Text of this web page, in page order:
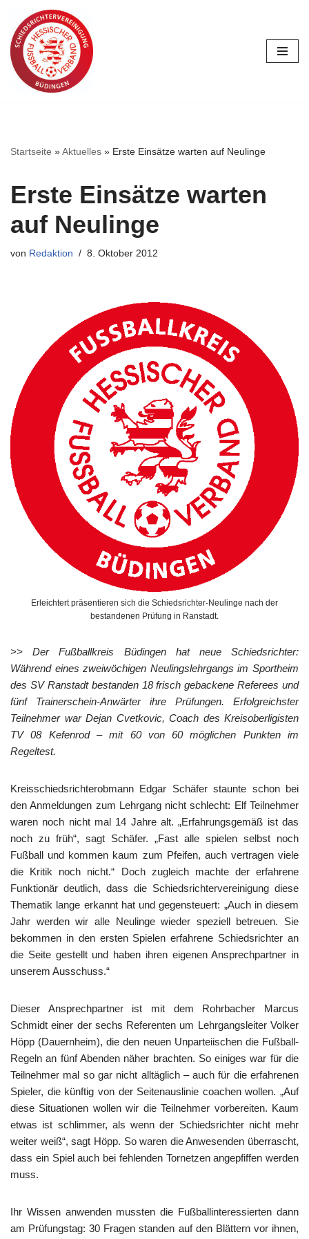
Zum
Inhalt
springen
Startseite »Aktuelles » Erste Einsätze warten auf Neulinge
Erste Einsätze warten
auf Neulinge
von Redaktion 8. Oktober 2012
Erleichtert präsentieren sich die Schiedsrichter-Neulinge nach der
bestandenen Prüfung in Ranstadt.
>>
Der Fußballkreis Büdingen hat neue Schiedsrichter:
Während eines zweiwöchigen Neulingslehrgangs im Sportheim
des SV Ranstadt bestanden 18 frisch gebackene Referees und
fünf Trainerschein-Anwärter ihre Prüfungen. Erfolgreichster
Teilnehmer war Dejan Cvetkovic, Coach des Kreisoberligisten
TV 08 Kefenrod – mit 60 von 60 möglichen Punkten im
Regeltest.
Kreisschiedsrichterobmann Edgar Schäfer staunte schon bei
den Anmeldungen zum Lehrgang nicht schlecht: Elf Teilnehmer
waren noch nicht mal 14 Jahre alt. „Erfahrungsgemäß ist das
noch zu früh“, sagt Schäfer. „Fast alle spielen selbst noch
Fußball und kommen kaum zum Pfeifen, auch vertragen viele
die Kritik noch nicht.“ Doch zugleich machte der erfahrene
Funktionär deutlich, dass die Schiedsrichtervereinigung diese
Thematik lange erkannt hat und gegensteuert: „Auch in diesem
Jahr werden wir alle Neulinge wieder speziell betreuen. Sie
bekommen in den ersten Spielen erfahrene Schiedsrichter an
die Seite gestellt und haben ihren eigenen Ansprechpartner in
unserem Ausschuss.“
Dieser Ansprechpartner ist mit dem Rohrbacher Marcus
Schmidt einer der sechs Referenten um Lehrgangsleiter Volker
Höpp (Dauernheim), die den neuen Unparteiischen die Fußball-
Regeln an fünf Abenden näher brachten. So einiges war für die
Teilnehmer mal so gar nicht alltäglich – auch für die erfahrenen
Spieler, die künftig von der Seitenauslinie coachen wollen. „Auf
diese Situationen wollen wir die Teilnehmer vorbereiten. Kaum
etwas ist schlimmer, als wenn der Schiedsrichter nicht mehr
weiter weiß“, sagt Höpp. So waren die Anwesenden überrascht,
dass ein Spiel auch bei fehlenden Tornetzen angepfiffen werden
muss.
Ihr Wissen anwenden mussten die Fußballinteressierten dann
am Prüfungstag: 30 Fragen standen auf den Blättern vor ihnen,